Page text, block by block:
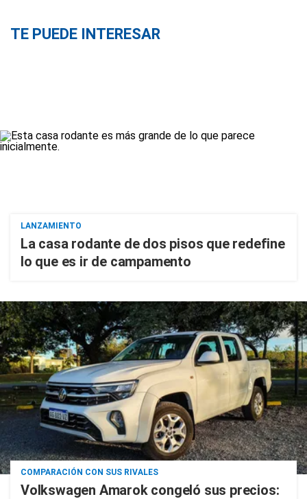
TE PUEDE INTERESAR
LANZAMIENTO
La casa rodante de dos pisos que redefine
lo que es ir de campamento
COMPARACIÓN CON SUS RIVALES
Volkswagen Amarok congeló sus precios: